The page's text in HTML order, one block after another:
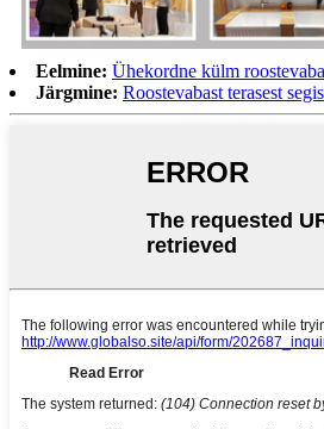
Eelmine: Ühekordne külm
Järgmine: Roostevabast terasest